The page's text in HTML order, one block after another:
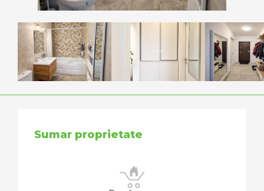
Sumar proprietate